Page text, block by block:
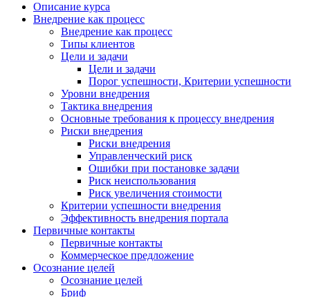
Описание курса
Внедрение как процесс
Внедрение как процесс
Типы клиентов
Цели и задачи
Цели и задачи
Порог успешности, Критерии успешности
Уровни внедрения
Тактика внедрения
Основные требования к процессу внедрения
Риски внедрения
Риски внедрения
Управленческий риск
Ошибки при постановке задачи
Риск неиспользования
Риск увеличения стоимости
Критерии успешности внедрения
Эффективность внедрения портала
Первичные контакты
Первичные контакты
Коммерческое предложение
Осознание целей
Осознание целей
Бриф